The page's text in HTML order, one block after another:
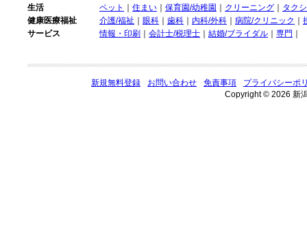
生活
ペット 住まい 保育園/幼稚園 クリーニング
タク
健康医療福祉
介護/福祉 眼科 歯科 内科/外科 病院/クリニック
サービス
情報・印刷 会計士/税理士 結婚/ブライダル 専門
新規無料登録 お問い合わせ 免責事項
プライバシーポ
Copyright © 2026 新